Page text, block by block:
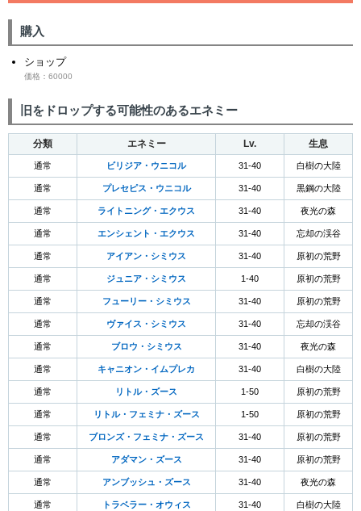
購入
ショップ
価格：60000
旧をドロップする可能性のあるエネミー
分類 エネミー Lv. 生息
通常 ビリジア・ウニコル 31-40 白樹の大陸
通常 プレセピス・ウニコル 31-40 黒鋼の大陸
通常 ライトニング・エクウス 31-40 夜光の森
通常 エンシェント・エクウス 31-40 忘却の渓谷
通常 アイアン・シミウス 31-40 原初の荒野
通常 ジュニア・シミウス 1-40 原初の荒野
通常 フューリー・シミウス 31-40 原初の荒野
通常 ヴァイス・シミウス 31-40 忘却の渓谷
通常 ブロウ・シミウス 31-40 夜光の森
通常 キャニオン・イムプレカ 31-40 白樹の大陸
通常 リトル・ズース 1-50 原初の荒野
通常 リトル・フェミナ・ズース 1-50 原初の荒野
通常 ブロンズ・フェミナ・ズース 31-40 原初の荒野
通常 アダマン・ズース 31-40 原初の荒野
通常 アンブッシュ・ズース 31-40 夜光の森
通常 トラベラー・オウィス 31-40 白樹の大陸